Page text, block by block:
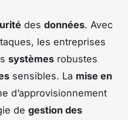
des données. Avec
les entreprises
systèmes robustes
sensibles. La mise en
d’approvisionnement
de gestion des